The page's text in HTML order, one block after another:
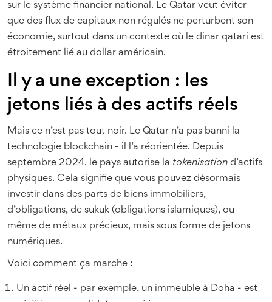
sur le système financier national. Le Qatar veut éviter
que des flux de capitaux non régulés ne perturbent son
économie, surtout dans un contexte où le dinar qatari est
étroitement lié au dollar américain.
Il y a une exception : les
jetons liés à des actifs réels
Mais ce n’est pas tout noir. Le Qatar n’a pas banni la
technologie blockchain - il l’a réorientée. Depuis
septembre 2024, le pays autorise la tokenisation d’actifs
physiques. Cela signifie que vous pouvez désormais
investir dans des parts de biens immobiliers,
d’obligations, de sukuk (obligations islamiques), ou
même de métaux précieux, mais sous forme de jetons
numériques.
Voici comment ça marche :
Un actif réel - par exemple, un immeuble à Doha - est